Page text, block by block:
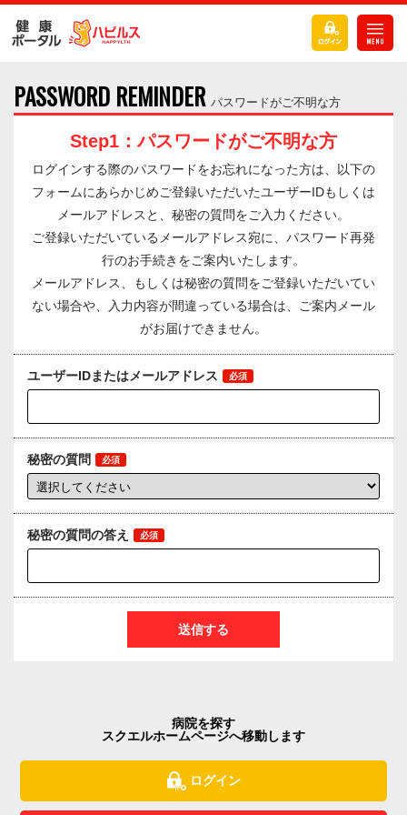
PASSWORD REMINDER パスワードがご不明な方
Step1：パスワードがご不明な方
ログインする際のパスワードをお忘れになった方は、以下の
フォームにあらかじめご登録いただいたユーザーIDもしくは
メールアドレスと、秘密の質問をご入力ください。
ご登録いただいているメールアドレス宛に、パスワード再発
行のお手続きをご案内いたします。
メールアドレス、もしくは秘密の質問をご登録いただいてい
ない場合や、入力内容が間違っている場合は、ご案内メール
がお届けできません。
ユーザーIDまたはメールアドレス 必須
秘密の質問 必須
秘密の質問の答え 必須
送信する
病院を探す
スクエルホームページへ移動します
ログイン